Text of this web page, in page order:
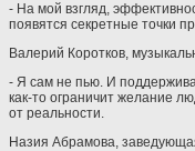
- На мой взгляд,
появятся секретные точки
Валерий Коротков,
- Я сам не пью. И
как-то ограничит желание
от реальности.
Назия Абрамова,